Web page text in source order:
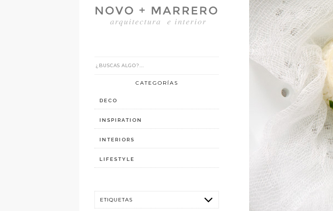
CATEGORÍAS
DECO
INSPIRATION
INTERIORS
LIFESTYLE